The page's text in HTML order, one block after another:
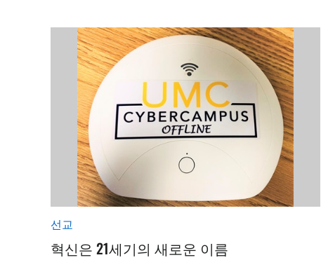
선교
혁신은 21세기의 새로운 이름